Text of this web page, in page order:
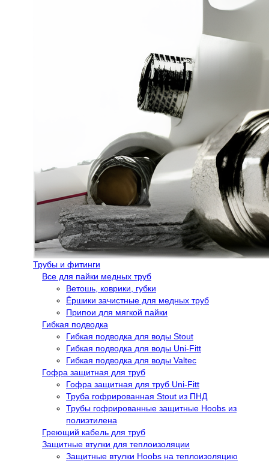
Трубы и фитинги
Все для пайки медных труб
Ветошь, коврики, губки
Ёршики зачистные для медных труб
Припои для мягкой пайки
Гибкая подводка
Гибкая подводка для воды Stout
Гибкая подводка для воды Uni-Fitt
Гибкая подводка для воды Valtec
Гофра защитная для труб
Гофра защитная для труб Uni-Fitt
Труба гофрированная Stout из ПНД
Трубы гофрированные защитные Hoobs из
полиэтилена
Греющий кабель для труб
Защитные втулки для теплоизоляции
Защитные втулки Hoobs на теплоизоляцию